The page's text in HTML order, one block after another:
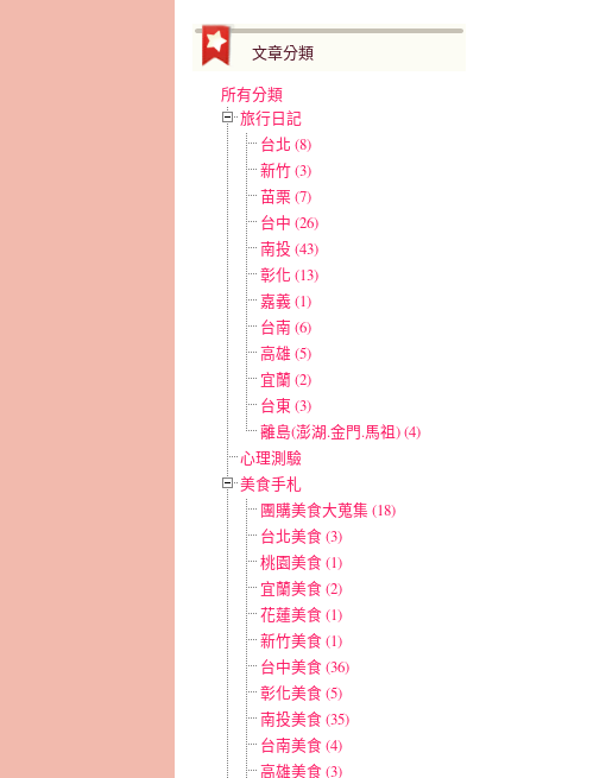
文章分類
所有分類
旅行日記
台北 (8)
新竹 (3)
苗栗 (7)
台中 (26)
南投 (43)
彰化 (13)
嘉義 (1)
台南 (6)
高雄 (5)
宜蘭 (2)
台東 (3)
離島(澎湖.金門.馬祖) (4)
心理測驗
美食手札
團購美食大蒐集 (18)
台北美食 (3)
桃園美食 (1)
宜蘭美食 (2)
花蓮美食 (1)
新竹美食 (1)
台中美食 (36)
彰化美食 (5)
南投美食 (35)
台南美食 (4)
高雄美食 (3)